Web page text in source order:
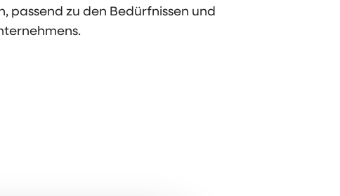
passend zu den Bedürfnissen und